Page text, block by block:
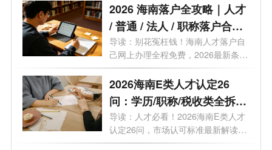
2026 海南落户全攻略｜人才
/ 普通 / 法人 / 职称落户合
集！条件 + 流程 + 补贴 + 时
效一文讲透，建议收藏
导读：别花冤枉钱！海南人才落户自
己网上办理全程免费，2026最新条件
+流程...
2026海南E类人才认定26
问：学历/职称/税收类全拆
解，附避坑指南
导读：人才必看！2026海南E类人才
认定26问，市场认可标准最新解读，
标准、...